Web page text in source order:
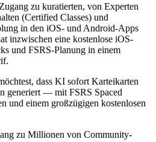
zu kuratierten, von Experten
(Certified Classes) und
in den iOS- und Android-Apps
inzwischen eine kostenlose iOS-
und FSRS-Planung in einem
dass KI sofort Karteikarten
generiert — mit FSRS Spaced
und einem großzügigen kostenlosen
zu Millionen von Community-